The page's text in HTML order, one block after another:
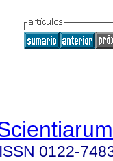
ISSN 0122-